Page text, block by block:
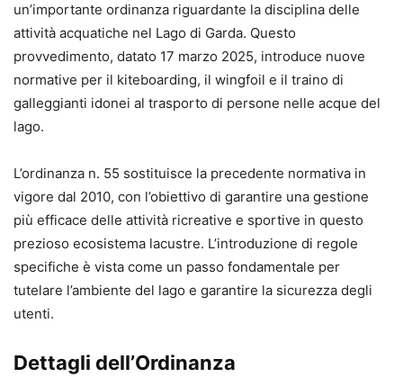
un’importante ordinanza riguardante la disciplina delle
attività acquatiche nel Lago di Garda. Questo
provvedimento, datato 17 marzo 2025, introduce nuove
normative per il kiteboarding, il wingfoil e il traino di
galleggianti idonei al trasporto di persone nelle acque del
lago.
L’ordinanza n. 55 sostituisce la precedente normativa in
vigore dal 2010, con l’obiettivo di garantire una gestione
più efficace delle attività ricreative e sportive in questo
prezioso ecosistema lacustre. L’introduzione di regole
specifiche è vista come un passo fondamentale per
tutelare l’ambiente del lago e garantire la sicurezza degli
utenti.
Dettagli dell’Ordinanza